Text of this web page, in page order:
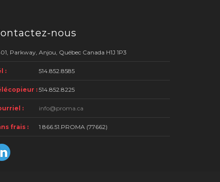
nous
Parkway, Anjou, Québec Canada H1J 1P3
: 514.852.8585
: 514.852.8225
: info@proma.ca
frais : 1 866.51.PROMA (77662)